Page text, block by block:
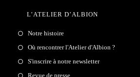
L’ATELIER D’ALBION
Notre histoire
Où rencontrer l'Atelier d'Albion ?
S'inscrire à notre newsletter
Revue de presse